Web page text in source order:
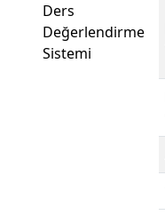
Ders
Değerlendirme
Sistemi